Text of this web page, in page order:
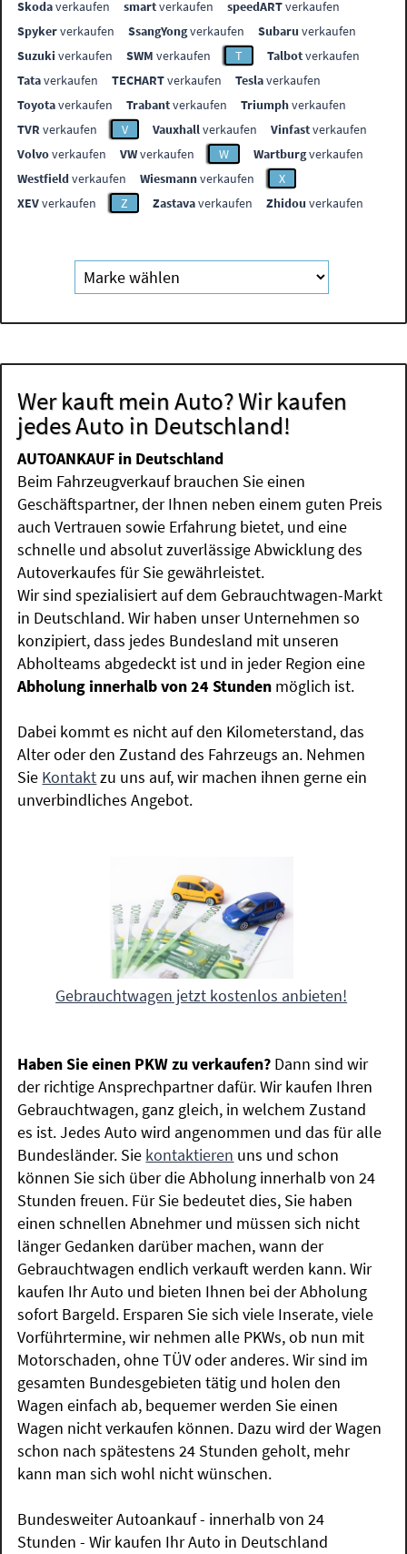
Skodaverkaufen smartverkaufen speedARTverkaufen
Spykerverkaufen SsangYongverkaufen Subaru verkaufen
Suzuki verkaufen SWM verkaufen T Talbotverkaufen
Tataverkaufen TECHARTverkaufen Teslaverkaufen
Toyotaverkaufen Trabantverkaufen Triumphverkaufen
TVR verkaufen V Vauxhallverkaufen Vinfastverkaufen
Volvoverkaufen VWverkaufen W Wartburgverkaufen
Westfieldverkaufen Wiesmannverkaufen
X
XEVverkaufen Z Zastavaverkaufen Zhidou verkaufen
Wer kauft mein Auto? Wir kaufen
jedes Auto in Deutschland!
AUTOANKAUF in Deutschland
Beim Fahrzeugverkauf brauchen Sie einen
Geschäftspartner, der Ihnen neben einem guten Preis
auch Vertrauen sowie Erfahrung bietet, und eine
schnelle und absolut zuverlässige Abwicklung des
Autoverkaufes für Sie gewährleistet.
Wir sind spezialisiert auf dem Gebrauchtwagen-Markt
in Deutschland. Wir haben unser Unternehmen so
konzipiert, dass jedes Bundesland mit unseren
Abholteams abgedeckt ist und in jeder Region eine
Abholung innerhalb von 24 Stunden möglich ist.
Dabei kommt es nicht auf den Kilometerstand, das
Alter oder den Zustand des Fahrzeugs an. Nehmen
Sie Kontaktzu uns auf, wir machen ihnen gerne ein
unverbindliches Angebot.
Gebrauchtwagen jetzt kostenlos anbieten!
Haben Sie einen PKW zu verkaufen? Dann sind wir
der richtige Ansprechpartner dafür. Wir kaufen Ihren
Gebrauchtwagen, ganz gleich, in welchem Zustand
es ist. Jedes Auto wird angenommen und das für alle
Bundesländer. Sie kontaktieren uns und schon
können Sie sich über die Abholung innerhalb von 24
Stunden freuen. Für Sie bedeutet dies, Sie haben
einen schnellen Abnehmer und müssen sich nicht
länger Gedanken darüber machen, wann der
Gebrauchtwagen endlich verkauft werden kann. Wir
kaufen Ihr Auto und bieten Ihnen bei der Abholung
sofort Bargeld. Ersparen Sie sich viele Inserate, viele
Vorführtermine, wir nehmen alle PKWs, ob nun mit
Motorschaden, ohne TÜV oder anderes. Wir sind im
gesamten Bundesgebieten tätig und holen den
Wagen einfach ab, bequemer werden Sie einen
Wagen nicht verkaufen können. Dazu wird der Wagen
schon nach spätestens 24 Stunden geholt, mehr
kann man sich wohl nicht wünschen.
Bundesweiter Autoankauf - innerhalb von 24
Stunden - Wir kaufen Ihr Auto in Deutschland